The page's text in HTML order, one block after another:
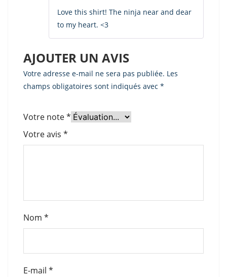
5
Love this shirt! The ninja near and dear
to my heart. <3
AJOUTER UN AVIS
Votre adresse e-mail ne sera pas publiée. Les
champs obligatoires sont indiqués avec *
Votre note*
Votre avis *
Nom *
E-mail *